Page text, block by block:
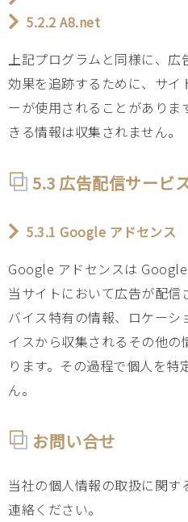
5.2.2 A8.net
上記プログラムと同様に、
効果を追跡するために、サイ
ーが使用されることがありま
きる情報は収集されません。
5.3 広告配信サービ
5.3.1 Google アドセンス
Google アドセンスは Google
当サイトにおいて広告が配
バイス特有の情報、ロケー
イスから収集されるその他の
ります。その過程で個人を
ん。
お問い合せ
当社の個人情報の取扱に関
連絡ください。